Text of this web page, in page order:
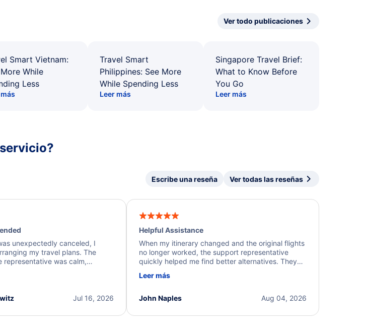
Ver todo publicaciones
Smart Vietnam:
While
Less
Travel Smart
Philippines: See More
While Spending Less
Leer más
Singapore Travel Brief:
What to Know Before
You Go
Leer más
Escribe una reseña Ver todas las reseñas
unexpectedly canceled, I
my travel plans. The
representative was calm,
found alternative flight
the excellent support andJul 16, 2026
Helpful Assistance
When my itinerary changed and the original flights
no longer worked, the support representative
quickly helped me find better alternatives. They
beyond to resolve the issue. I'm grateful for the
Leer más
Aug 04, 2026
John Naples